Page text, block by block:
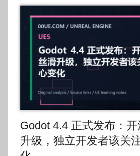
Godot 4.4 正式发布：
升级，独立开发者该关